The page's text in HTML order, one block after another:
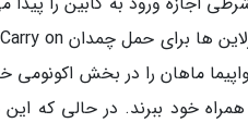
ماهان را در بخش اکونومی
بار کابین به همراه خود ببرند. در